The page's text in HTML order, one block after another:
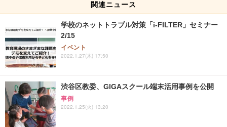
関連ニュース
学校のネットトラブル対策「i-FILTER」セミナー
2/15
イベント
2022.1.27(木) 17:50
渋谷区教委、GIGAスクール端末活用事例を公開
事例
2022.1.25(火) 13:20